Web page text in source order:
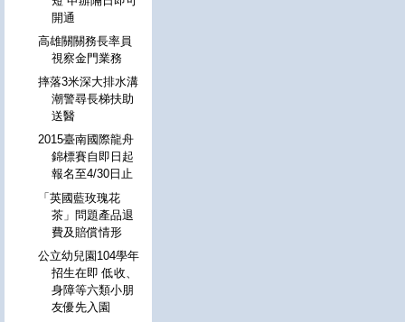
開通
高雄關關務長率員
視察金門業務
摔落3米深大排水溝
潮警尋長梯扶助
送醫
2015臺南國際龍舟
錦標賽自即日起
報名至4/30日止
「英國藍玫瑰花
茶」問題產品退
費及賠償情形
公立幼兒園104學年
招生在即 低收、
身障等六類小朋
友優先入園